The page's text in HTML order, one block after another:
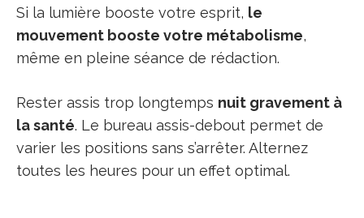
Si la lumière booste votre esprit, le
mouvement booste votre métabolisme,
même en pleine séance de rédaction.
Rester assis trop longtemps nuit gravement à
la santé. Le bureau assis-debout permet de
varier les positions sans s’arrêter. Alternez
toutes les heures pour un effet optimal.